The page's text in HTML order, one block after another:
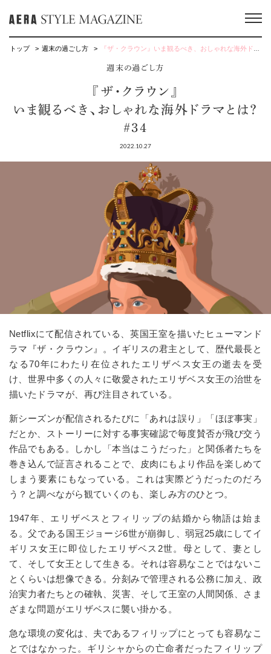
トップ 週末の過ごし方 『ザ・クラウン』いま観るべき、おしゃれな海外ドラマとは？ #34
週末の過ごし方
『ザ・クラウン』
いま観るべき、おしゃれな海外ドラマとは？
#34
2022.10.27
Netflixにて配信されている、英国王室を描いたヒューマンド
ラマ『ザ・クラウン』。イギリスの君主として、歴代最長と
なる70年にわたり在位されたエリザベス女王の逝去を受
け、世界中多くの人々に敬愛されたエリザベス女王の治世を
描いたドラマが、再び注目されている。
新シーズンが配信されるたびに「あれは誤り」「ほぼ事実」
だとか、ストーリーに対する事実確認で毎度賛否が飛び交う
作品でもある。しかし「本当はこうだった」と関係者たちを
巻き込んで証言されることで、皮肉にもより作品を楽しめて
しまう要素にもなっている。これは実際どうだったのだろ
う？と調べながら観ていくのも、楽しみ方のひとつ。
1947年、エリザベスとフィリップの結婚から物語は始ま
る。父である国王ジョージ6世が崩御し、弱冠25歳にしてイ
ギリス女王に即位したエリザベス2世。母として、妻とし
て、そして女王として生きる。それは容易なことではないこ
とくらいは想像できる。分刻みで管理される公務に加え、政
治実力者たちとの確執、災害、そして王室の人間関係、さま
ざまな問題がエリザベスに襲い掛かる。
急な環境の変化は、夫であるフィリップにとっても容易なこ
とではなかった。ギリシャからの亡命者だったフィリップ